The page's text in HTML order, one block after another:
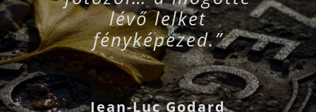
lévő lelket
fényképezed.”
Jean-Luc Godard